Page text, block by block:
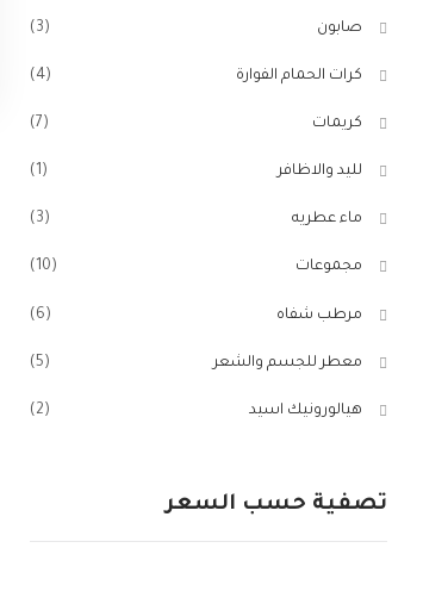
صابون (3)
كرات الحمام الفوارة (4)
كريمات (7)
لليد والاظافر (1)
ماء عطريه (3)
مجموعات (10)
مرطب شفاه (6)
معطر للجسم والشعر (5)
هيالورونيك اسيد (2)
تصفية حسب السعر